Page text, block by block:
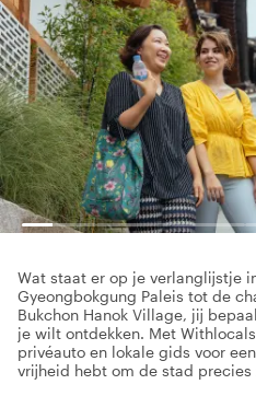
Wat staat er op je verlanglijstje
Gyeongbokgung Paleis tot de
Bukchon Hanok Village, jij
je wilt ontdekken. Met
privéauto en lokale gids voor
vrijheid hebt om de stad